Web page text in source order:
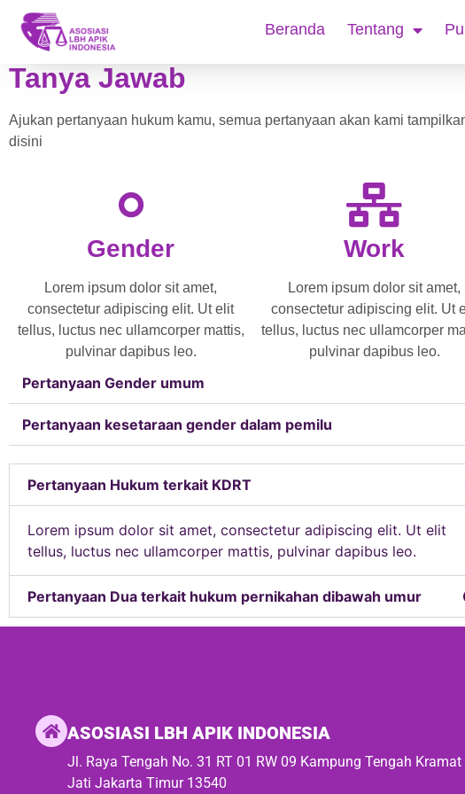
Beranda Tentang
Tanya Jawab
Ajukan pertanyaan hukum kamu, semua pertanyaan akan kami
disini
Gender
Lorem ipsum dolor sit amet,
consectetur adipiscing elit. Ut elit
tellus, luctus nec ullamcorper mattis,
pulvinar dapibus leo.
Work
Lorem ipsum dolor sit amet,
consectetur adipiscing elit. Ut
tellus, luctus nec ullamcorper
pulvinar dapibus leo.
Pertanyaan Gender umum
Pertanyaan kesetaraan gender dalam pemilu
Pertanyaan Hukum terkait KDRT
Lorem ipsum dolor sit amet, consectetur adipiscing elit. Ut elit
tellus, luctus nec ullamcorper mattis, pulvinar dapibus leo.
Pertanyaan Dua terkait hukum pernikahan dibawah umur
ASOSIASI LBH APIK INDONESIA
Jl. Raya Tengah No. 31 RT 01 RW 09 Kampung Tengah Kramat
Jati Jakarta Timur 13540